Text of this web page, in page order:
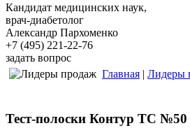
Кандидат медицинских наук,
врач-диабетолог
Александр Пархоменко
+7 (495) 221-22-76
задать вопрос
Главная | Лидеры
Тест-полоски Контур ТС